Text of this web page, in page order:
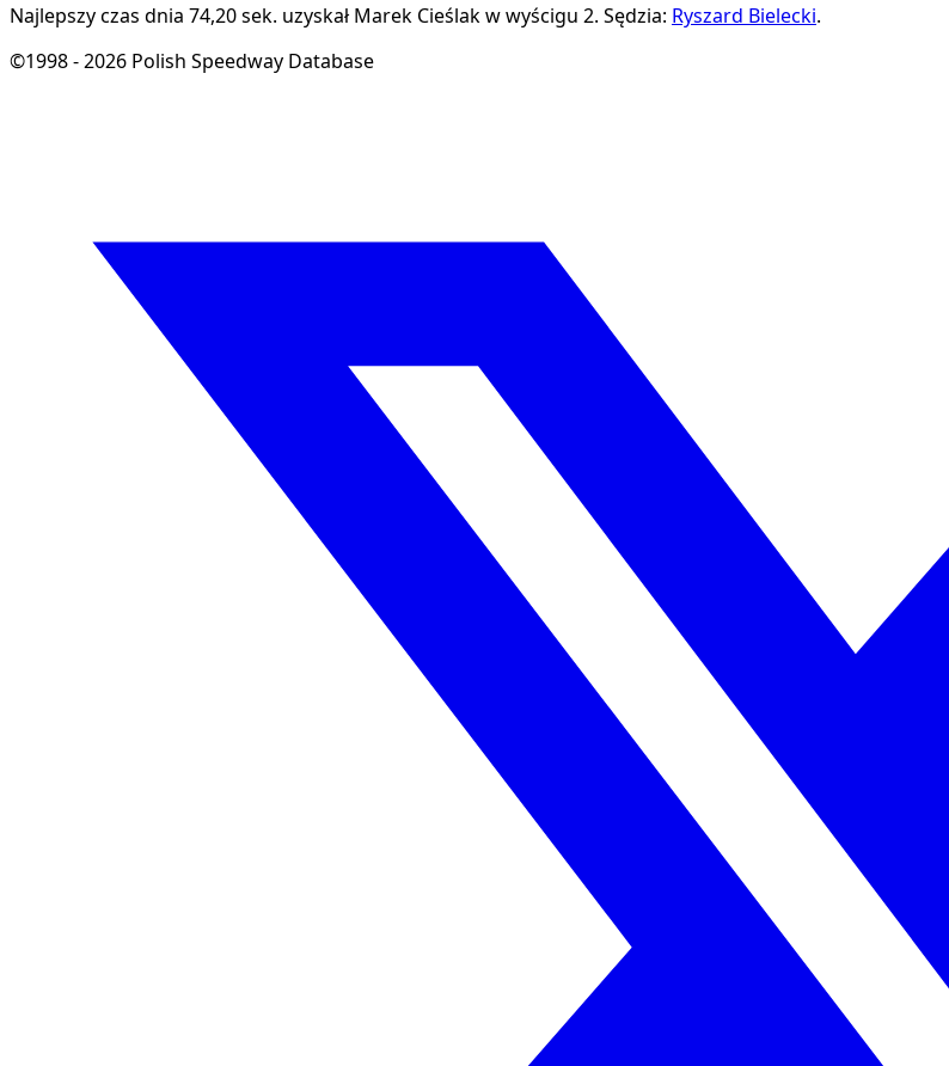
Najlepszy czas dnia 74,20 sek. uzyskał Marek Cieślak w wyścigu 2. Sędzia: Ryszard Bielecki.
©1998 - 2026 Polish Speedway Database